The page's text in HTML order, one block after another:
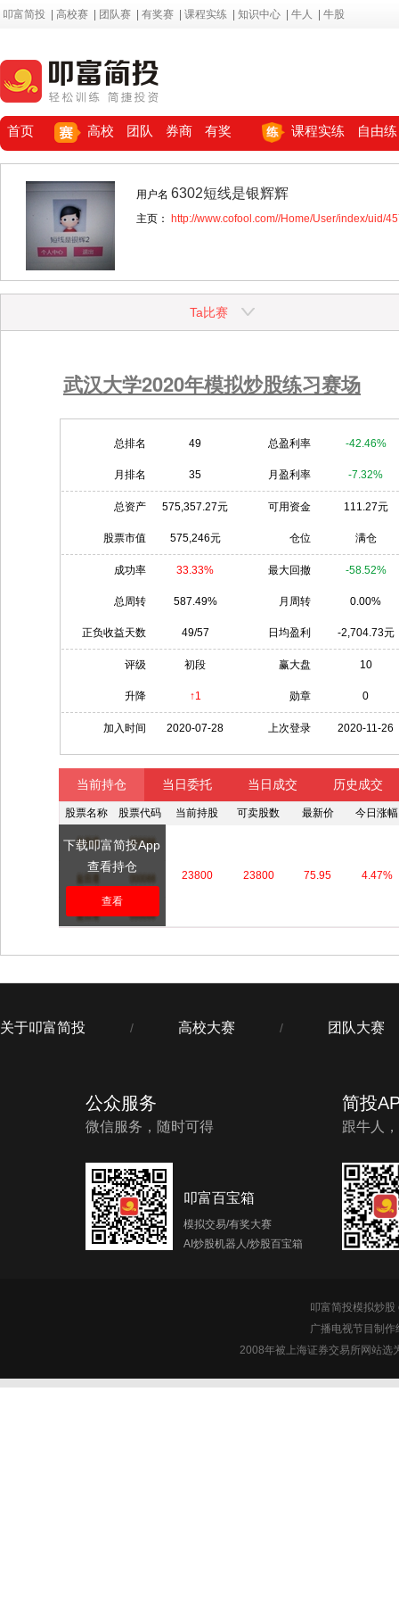
叩富简投 高校赛 团队赛 有奖赛 课程实练 知识中心 牛人 牛股
首页 高校 团队 券商 有奖 课程实练 自由练
用户名 6302短线是银辉辉
主页： http://www.cofool.com//Home/User/index/uid/
Ta比赛
武汉大学2020年模拟炒股练习赛场
总排名 49 总盈利率 -42.46%
月排名 35 月盈利率 -7.32%
总资产 575,357.27元 可用资金 111.27元
股票市值 575,246元 仓位 满仓
成功率 33.33% 最大回撤 -58.52%
总周转 587.49% 月周转 0.00%
正负收益天数 49/57 日均盈利 -2,704.73元
评级 初段 赢大盘 10
升降 ↑1 勋章 0
加入时间 2020-07-28 上次登录 2020-11-26
当前持仓 当日委托 当日成交 历史成交
股票名称 股票代码 当前持股 可卖股数 最新价 今日涨幅
**** **** 23800 23800 75.95 4.47%
下载叩富简投App
查看持仓
查看
关于叩富简投 / 高校大赛 / 团队大赛
公众服务
微信服务，随时可得
叩富百宝箱
模拟交易/有奖大赛
AI炒股机器人/炒股百宝箱
简投
跟牛人
叩富简投模拟炒
广播电视节目制
2008年被上海证券交易所网站选